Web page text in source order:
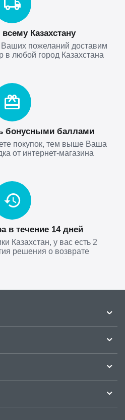
Казахстану
пожеланий доставим
в любой город Казахстана
бонусными баллами
покупок, тем выше Ваша
от интернет-магазина
в течение 14 дней
Казахстан, у вас есть 2
решения о возврате